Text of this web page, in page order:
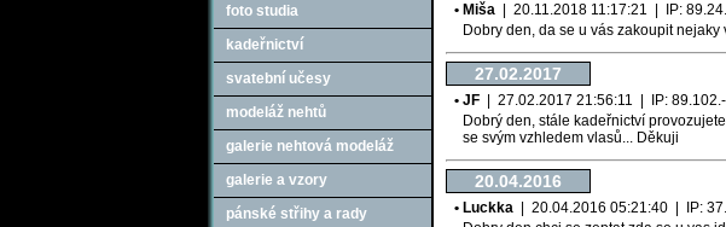
foto studia
kadeřnictví
svatební učesy
modeláž nehtů
galerie nehtová modeláž
galerie a vzory
pánské střihy a rady
• Miša | 20.11.2018 11:17:21 | IP:
Dobry den, da se u vás zakoupit
27.02.2017
• JF | 27.02.2017 21:56:11 | IP:
Dobrý den, stále kadeřnictví
se svým vzhledem vlasů... Děkuji
20.04.2016
• Luckka | 20.04.2016 05:21:40 | IP: